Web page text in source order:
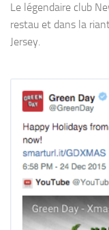
Le légendaire club
restau et dans la
Jersey.